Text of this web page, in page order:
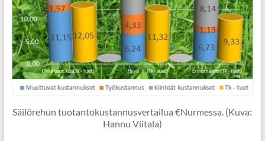
Säilörehun tuotantokustannusvertailua €Nurmessa. (Kuva:
Hannu Viitala)